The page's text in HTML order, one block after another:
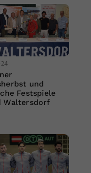
und
Festspiele
Waltersdorf